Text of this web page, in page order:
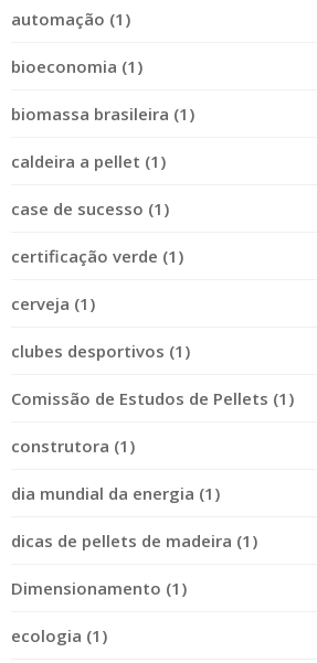
automação (1)
bioeconomia (1)
biomassa brasileira (1)
caldeira a pellet (1)
case de sucesso (1)
certificação verde (1)
cerveja (1)
clubes desportivos (1)
Comissão de Estudos de Pellets (1)
construtora (1)
dia mundial da energia (1)
dicas de pellets de madeira (1)
Dimensionamento (1)
ecologia (1)